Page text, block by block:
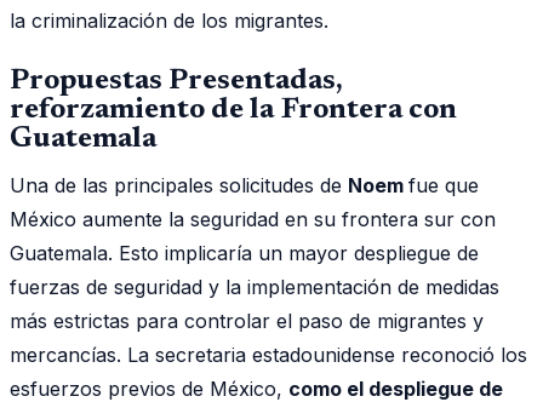
la criminalización de los migrantes.
Propuestas Presentadas,
reforzamiento de la Frontera con
Guatemala
Una de las principales solicitudes de Noem fue que
México aumente la seguridad en su frontera sur con
Guatemala. Esto implicaría un mayor despliegue de
fuerzas de seguridad y la implementación de medidas
más estrictas para controlar el paso de migrantes y
mercancías. La secretaria estadounidense reconoció los
esfuerzos previos de México, como el despliegue de